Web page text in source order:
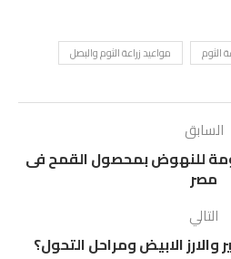
الثوم مواعيد زراعة الثوم والبصل
السابق
للنهوض بمحصول القمح فى
مصر
التالي
والارز الابيض ومراحل التحول؟